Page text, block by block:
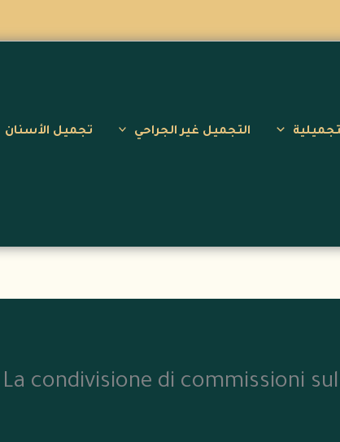
التجميل غير الجراحي
تجميل الأسنان
La condivisione di commissioni